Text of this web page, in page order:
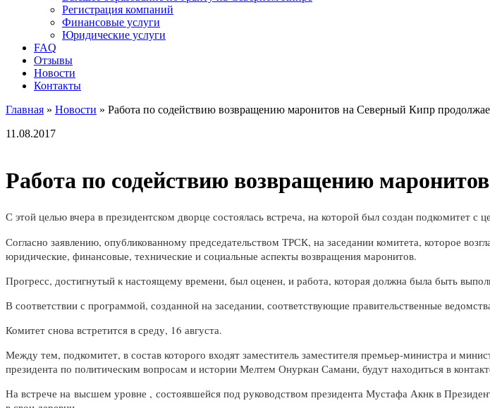
Регистрация компаний
Финансовые услуги
Юридические услуги
FAQ
Отзывы
Новости
Контакты
Главная » Новости » Работа по содействию возвращению маронитов на Северный Кипр
11.08.2017
Работа по содействию возвращению
С этой целью вчера в президентском дворце состоялась встреча, на которой был создан подкомитет с
Согласно заявлению, опубликованному председательством ТРСК, на заседании комитета, которое
юридические, финансовые, технические и социальные аспекты возвращения маронитов.
Прогресс, достигнутый к настоящему времени, был оценен, и работа, которая должна была быть
В соответствии с программой, созданной на заседании, соответствующие правительственные
Комитет снова встретится в среду, 16 августа.
Между тем, подкомитет, в состав которого входят заместитель заместителя премьер-министра и
президента по политическим вопросам и истории Мелтем Онуркан Самани, будут находиться в
На встрече на высшем уровне , состоявшейся под руководством президента Мустафа Акнк в